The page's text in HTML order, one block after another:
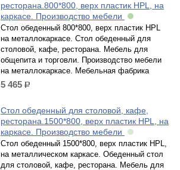
ресторана.800*800, верх пластик HPL, на
каркасе. Производство мебели
Стол обеденный 800*800, верх пластик HPL
на металлокаркасе. Стол обеденный для
столовой, кафе, ресторана. Мебель для
общепита и торговли. Производство мебели
на металлокаркасе. Мебельная фабрика
5 465 р.
Стол обеденный для столовой, кафе,
ресторана.1500*800, верх пластик HPL, на
каркасе. Производство мебели
Стол обеденный 1500*800, верх пластик HPL,
на металлическом каркасе. Обеденный стол
для столовой, кафе, ресторана. Мебель для